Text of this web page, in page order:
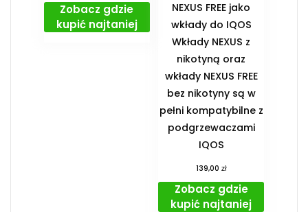
Zobacz gdzie
kupić najtaniej
NEXUS FREE jako
wkłady do IQOS
Wkłady NEXUS z
nikotyną oraz
wkłady NEXUS FREE
bez nikotyny są w
pełni kompatybilne z
podgrzewaczami
IQOS
139,00 zł
Zobacz gdzie
kupić najtaniej